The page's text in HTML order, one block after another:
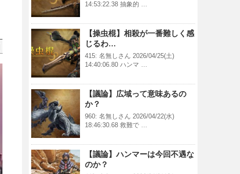
14:53:22.38 抽象的 …
【操虫棍】相殺が一番難しく感
じるわ…
415: 名無しさん 2026/04/25(土)
14:40:06.80 ハンマ …
【議論】広域って意味あるの
か？
960: 名無しさん 2026/04/22(水)
18:46:30.68 救難で …
【議論】ハンマーは今回不遇な
のか？